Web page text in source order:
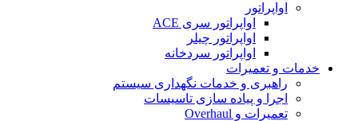
اواپراتور
اواپراتور سری ACE
اواپراتور چیلر
اواپراتور سردخانه
خدمات و تعمیرات
راهبری و خدمات نگهداری سیستم
اجرا و پیاده سازی تاسیسات
تعمیرات و Overhaul